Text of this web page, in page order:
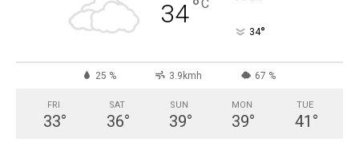
34°C
34°
25 % 3.9kmh 67 %
FRI
33°
SAT
36°
SUN
39°
MON
39°
TUE
41 °